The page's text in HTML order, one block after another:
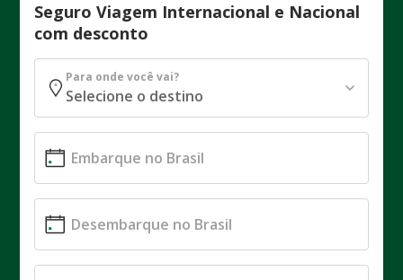
Seguro Viagem Internacional e Nacional
com desconto
Para onde você vai?